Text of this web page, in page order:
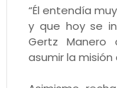
“Él entendía
y que hoy se
Gertz Manero
asumir la